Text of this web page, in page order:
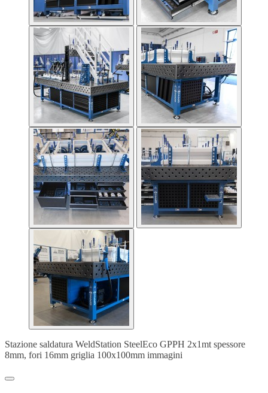
Stazione saldatura WeldStation SteelEco GPPH 2x1mt spessore
8mm, fori 16mm griglia 100x100mm immagini